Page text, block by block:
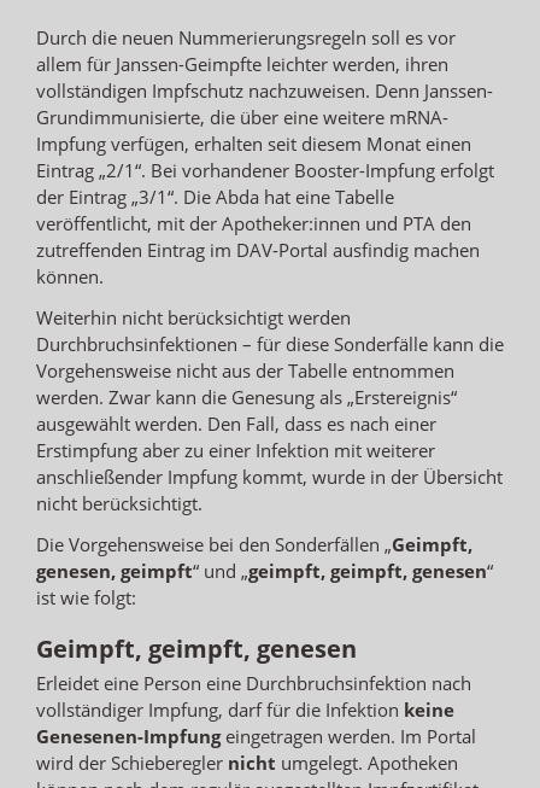
Durch die neuen Nummerierungsregeln soll es vor
allem für Janssen-Geimpfte leichter werden, ihren
vollständigen Impfschutz nachzuweisen. Denn Janssen-
Grundimmunisierte, die über eine weitere mRNA-
Impfung verfügen, erhalten seit diesem Monat einen
Eintrag „2/1“. Bei vorhandener Booster-Impfung erfolgt
der Eintrag „3/1“. Die Abda hat eine Tabelle
veröffentlicht, mit der Apotheker:innen und PTA den
zutreffenden Eintrag im DAV-Portal ausfindig machen
können.
Weiterhin nicht berücksichtigt werden
Durchbruchsinfektionen – für diese Sonderfälle kann die
Vorgehensweise nicht aus der Tabelle entnommen
werden. Zwar kann die Genesung als „Erstereignis“
ausgewählt werden. Den Fall, dass es nach einer
Erstimpfung aber zu einer Infektion mit weiterer
anschließender Impfung kommt, wurde in der Übersicht
nicht berücksichtigt.
Die Vorgehensweise bei den Sonderfällen „Geimpft,
genesen, geimpft“ und „geimpft, geimpft, genesen“
ist wie folgt:
Geimpft, geimpft, genesen
Erleidet eine Person eine Durchbruchsinfektion nach
vollständiger Impfung, darf für die Infektion keine
Genesenen-Impfung eingetragen werden. Im Portal
wird der Schieberegler nicht umgelegt. Apotheken